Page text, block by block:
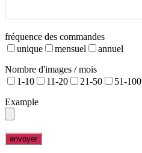
fréquence des commandes
unique
mensuel
annuel
Nombre d'images / mois
1-10
11-20 21-50 51-100
Example